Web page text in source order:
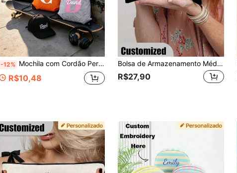
-12% Mochila com Cordão Personalizada com Inicial & Nome, Mochila com Cordão Esportiva Multicolorida Personalizada, Mochila com Cordão de Volta às Aulas, Bolsa de Natação, Bolsa de Academia, Bolsa de Atividades Pós-Escolares, Bolsa de Viagem Escolar para Esportes em Equipe, Bolsa de Presente para Festa, Presente de Natal
R$10,48
Bolsa de Armazenamento Médico Personalizada, Bolsa de Higiene, Bolsa de Armazenamento de Cosméticos, Bolsa de Armazenamento Multifuncional - Personalize com seu Nome, Perfeito para Agradecimento ao NHS, Novo Graduado, Equipe Hospitalar e Presentes para Estudantes de Medicina, Bolsa de Maquiagem Cosmética de Enfermeira, Presente para Enfermeira Profissional, Presente de Formatura NP, Bolsa com Zíper para Estudante de Enfermagem, Professor, Boho Vibes, Multifuncional, Reutilizável, Fácil de Limpar, Anti-Mofo, Respirável, Presentes Ideais para Ele, Presentes Ideais para Amigos em Casa, Sala de Chá, para Aniversários, para Formatura, para Casamentos
R$27,90